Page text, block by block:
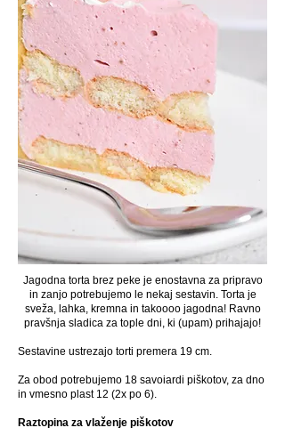
Jagodna torta brez peke je enostavna za pripravo
in zanjo potrebujemo le nekaj sestavin. Torta je
sveža, lahka, kremna in takoooo jagodna! Ravno
pravšnja sladica za tople dni, ki (upam) prihajajo!
Sestavine ustrezajo torti premera 19 cm.
Za obod potrebujemo 18 savoiardi piškotov, za dno
in vmesno plast 12 (2x po 6).
Raztopina za vlaženje piškotov